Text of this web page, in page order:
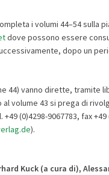
i volumi 44–54 sulla
dove possono essere
dopo un
44) vanno dirette, tramite
al volume 43 si prega di
(0)4298-9067783, fax +49
).
Kuck (a cura di),